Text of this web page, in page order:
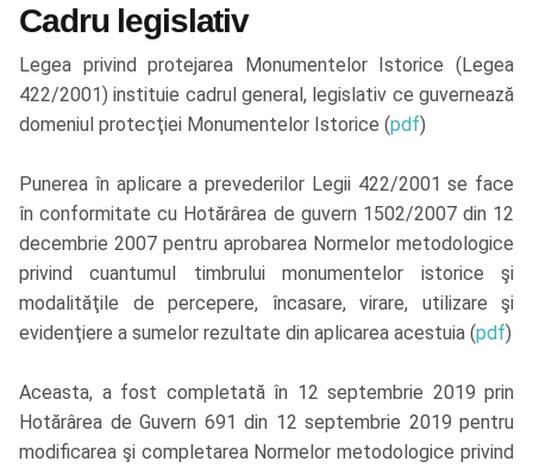
Cadru legislativ
Legea privind protejarea Monumentelor Istorice (Legea
422/2001) instituie cadrul general, legislativ ce guvernează
domeniul protecţiei Monumentelor Istorice (pdf)
Punerea în aplicare a prevederilor Legii 422/2001 se face
în conformitate cu Hotărârea de guvern 1502/2007 din 12
decembrie 2007 pentru aprobarea Normelor metodologice
privind cuantumul timbrului monumentelor istorice şi
modalităţile de percepere, încasare, virare, utilizare şi
evidenţiere a sumelor rezultate din aplicarea acestuia (pdf)
Aceasta, a fost completată în 12 septembrie 2019 prin
Hotărârea de Guvern 691 din 12 septembrie 2019 pentru
modificarea şi completarea Normelor metodologice privind